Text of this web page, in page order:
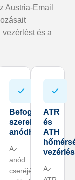
Austria-Email
vezérlést és a
Befogadó
szerelvény
anódhoz
Az
anód
cseréjéhez
ATR
és
ATH
vezérlés
Az